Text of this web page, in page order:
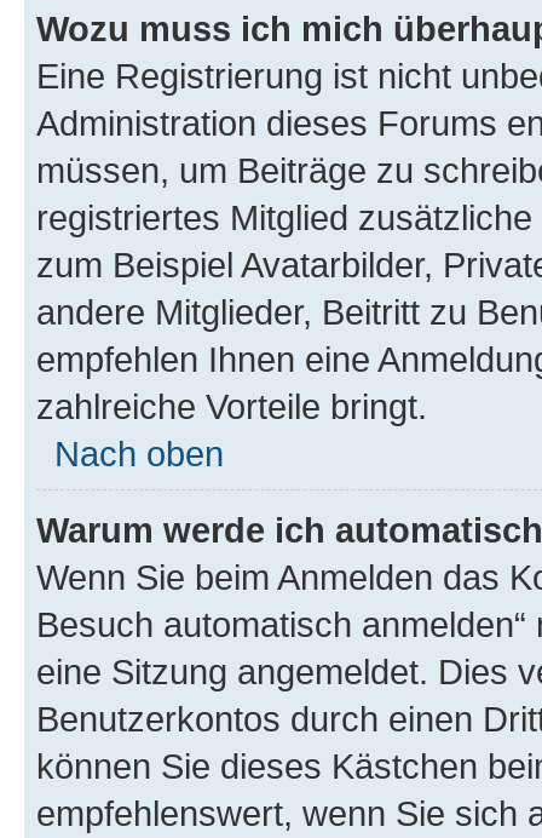
Wozu muss ich mich
Eine Registrierung ist nicht
Administration dieses Forums
müssen, um Beiträge zu
registriertes Mitglied
zum Beispiel Avatarbilder,
andere Mitglieder, Beitritt zu
empfehlen Ihnen eine
zahlreiche Vorteile bringt.
Nach oben
Warum werde ich
Wenn Sie beim Anmelden das
Besuch automatisch
eine Sitzung angemeldet. Dies
Benutzerkontos durch einen
können Sie dieses Kästchen
empfehlenswert, wenn Sie sich